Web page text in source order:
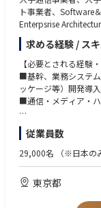
■コンサルティング
■各ステークホルダ
■定常業務に対して業
■資料、ドキュメント
■ベンダー管理
■クライアントとの
■品質管理、ドキュメ
■基本設計、詳細設
■DX推進についての企
■SAP導入プロジェク
■各PJにおけるテス
■大手コンサルでの経
長を続ける新興ファー
■経営戦略立案/新規
■将来の幹部候補採
ト事業者、Software
Enterpsrise
のロールアウトから
ムインテグレーショ
い、一気通貫でのコ
職務内容は多岐にわ
する様々な課題解決
割から、クライアン
す。
◆ポジションの魅力
業界にフォーカスを
に切り込んだITコン
求める経験 / ス
【必要とされる経験・
■基幹、業務システ
ッケージ等）開発導
■通信・メディア・
【歓迎要件】
■大規模な複雑かつ難
経験がある方、歓迎）
価管理等)
■SAP等、ERPシステ
■HANAまたはSAP
従業員数
29,000名 （※日本の
東京都